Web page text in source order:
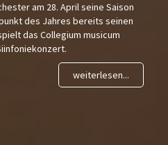
am 28. April seine Saison
des Jahres bereits seinen
das Collegium musicum
weiterlesen...